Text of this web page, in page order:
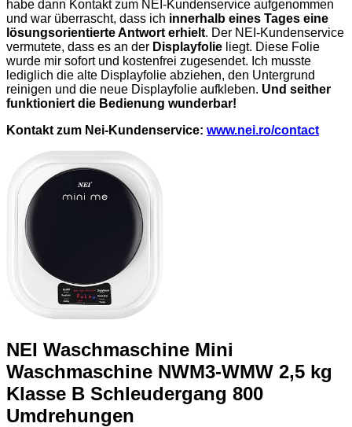
habe dann Kontakt zum NEI-Kundenservice aufgenommen
und war überrascht, dass ich innerhalb eines Tages eine
lösungsorientierte Antwort erhielt. Der NEI-Kundenservice
vermutete, dass es an der Displayfolie liegt. Diese Folie
wurde mir sofort und kostenfrei zugesendet. Ich musste
lediglich die alte Displayfolie abziehen, den Untergrund
reinigen und die neue Displayfolie aufkleben. Und seither
funktioniert die Bedienung wunderbar!
Kontakt zum Nei-Kundenservice: www.nei.ro/contact
NEI Waschmaschine Mini
Waschmaschine NWM3-WMW 2,5 kg
Klasse B Schleudergang 800
Umdrehungen